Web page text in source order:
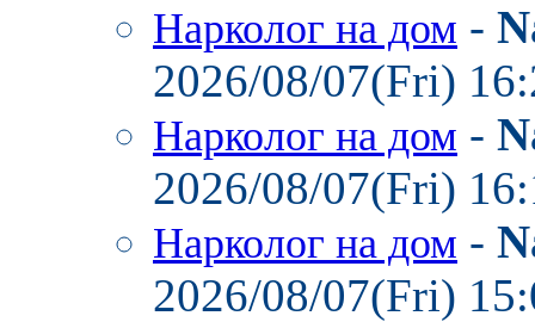
Нарколог на дом -
2026/08/07(Fri)
Нарколог на дом -
2026/08/07(Fri)
Нарколог на дом -
2026/08/07(Fri)